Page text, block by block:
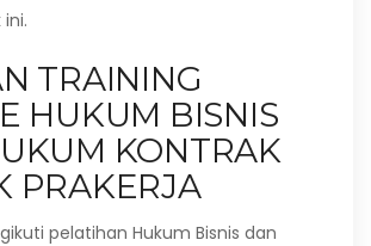
TRAINING
HUKUM BISNIS
KONTRAK
PRAKERJA
pelatihan Hukum Bisnis dan